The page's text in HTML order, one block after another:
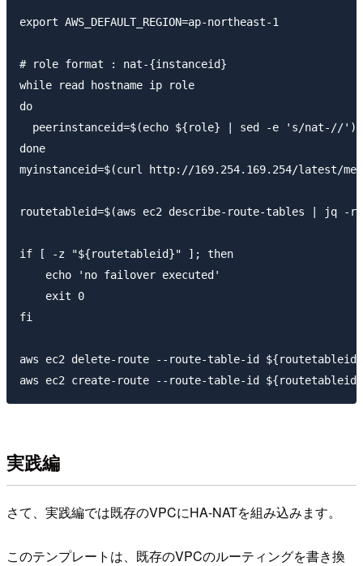
export AWS_DEFAULT_REGION=ap-northeast-1
# role format : nat-{instanceid}
while read hostname ip role
do
  peerinstanceid=$(echo ${role} | sed -e 's/nat-//')
done
myinstanceid=$(curl http://169.254.169.254/latest/
routetableid=$(aws ec2 describe-route-tables | jq
if [ -z "${routetableid}" ]; then
    echo 'no failover executed'
    exit 0
fi
aws ec2 delete-route --route-table-id
実践編
さて、実践編では既存のVPCにHA-NATを組み込みます。
このテンプレートは、既存のVPCのルーティングを書き換